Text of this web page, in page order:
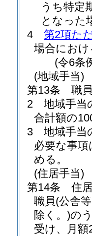
うち特定
となった
4
第2項た
場合にお
(令6条
(地域手当)
第13条
職
2
地域手当
合計額の
3
地域手当
必要な事
める。
(住居手当)
第14条
住
職員(公舎
除く。)の
受け、月額